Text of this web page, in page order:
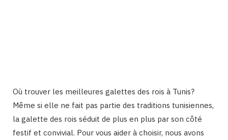
Où trouver les meilleures galettes des rois à Tunis?
Même si elle ne fait pas partie des traditions tunisiennes,
la galette des rois séduit de plus en plus par son côté
festif et convivial. Pour vous aider à choisir, nous avons